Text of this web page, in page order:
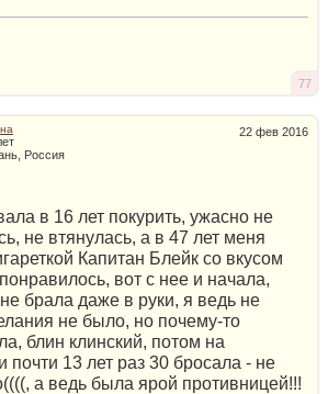
77
22 фев 2016
Россия
в 16 лет покурить, ужасно не
не втянулась, а в 47 лет меня
Капитан Блейк со вкусом
вот с нее и начала,
брала даже в руки, я ведь не
не было, но почему-то
блин клинский, потом на
почти 13 лет раз 30 бросала - не
а ведь была ярой противницей!!!